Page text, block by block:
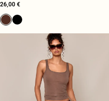
26,00 €